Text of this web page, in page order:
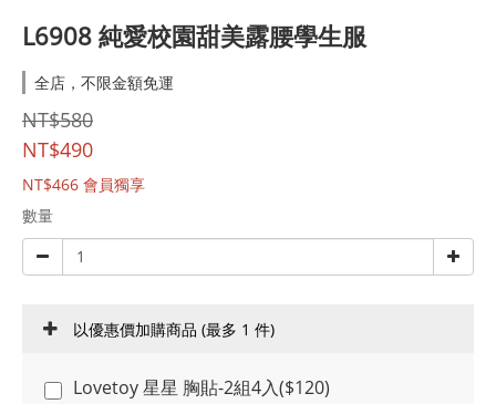
L6908 純愛校園甜美露腰學生服
全店，不限金額免運
NT$580
NT$490
NT$466 會員獨享
數量
以優惠價加購商品 (最多 1 件)
Lovetoy 星星 胸貼-2組4入($120)